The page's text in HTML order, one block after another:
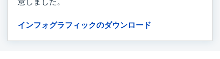
インフォグラフィックのダウンロード